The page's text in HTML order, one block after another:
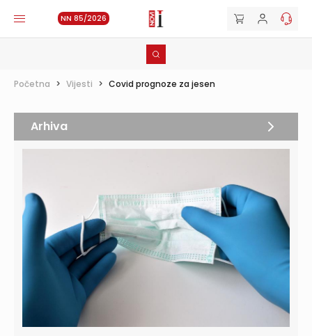
NN 85/2026
Početna > Vijesti > Covid prognoze za jesen
Arhiva